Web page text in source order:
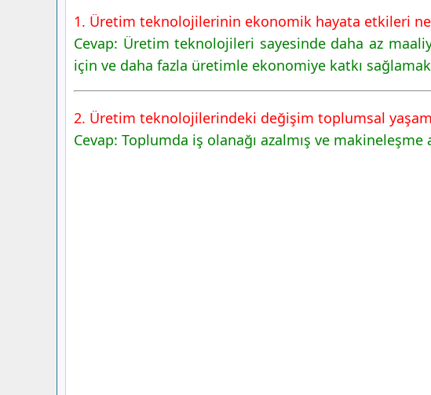
1. Üretim teknolojilerinin ekonomik hayata etkileri
Cevap: Üretim teknolojileri sayesinde daha az
için ve daha fazla üretimle ekonomiye katkı
2. Üretim teknolojilerindeki değişim toplumsal
Cevap: Toplumda iş olanağı azalmış ve makineleşme